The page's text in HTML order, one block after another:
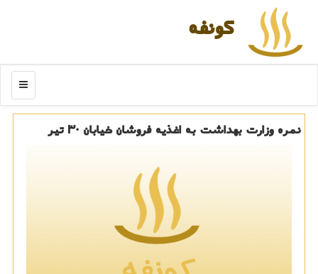
كونفه
منو
نمره وزارت بهداشت به اغذیه فروشان خیابان ۳۰ تیر